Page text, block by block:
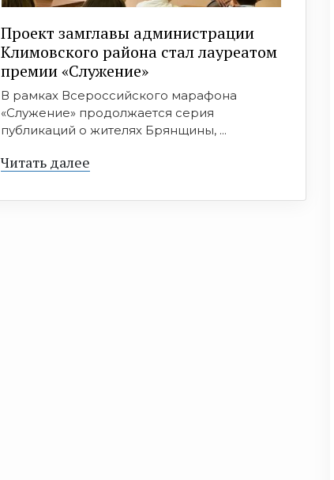
Проект замглавы администрации
Климовского района стал лауреатом
премии «Служение»
В рамках Всероссийского марафона
«Служение» продолжается серия
публикаций о жителях Брянщины, ...
Читать далее